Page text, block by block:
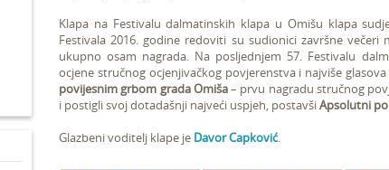
Klapa na Festivalu dalmatinskih klapa u Omišu klapa
Festivala 2016. godine redoviti su sudionici završne
ukupno osam nagrada. Na posljednjem 57. Festivalu
ocjene stručnog ocjenjivačkog povjerenstva i najviše
povijesnim grbom grada Omiša– prvu nagradu stručnog
i postigli svoj dotadašnji najveći uspjeh, postavšiApsolutni
Glazbeni voditelj klape je Davor Capković.